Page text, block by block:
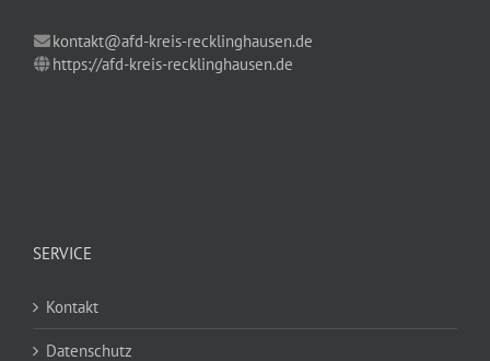
kontakt@afd-kreis-recklinghausen.de
https://afd-kreis-recklinghausen.de
SERVICE
Kontakt
Datenschutz